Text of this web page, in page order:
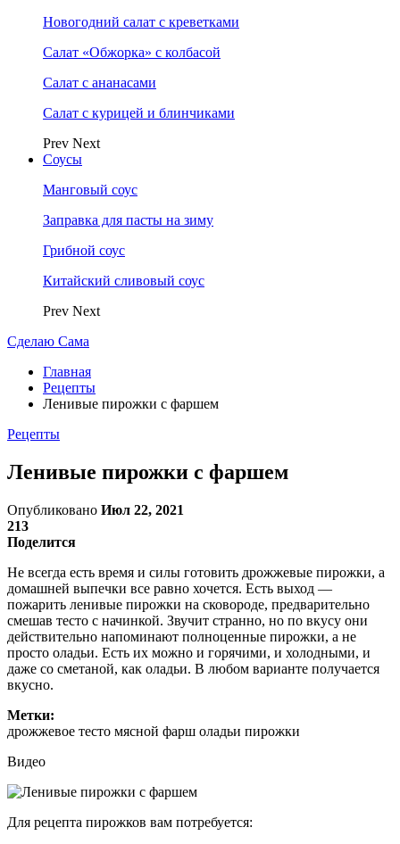
Новогодний салат с креветками
Салат «Обжорка» с колбасой
Салат с ананасами
Салат с курицей и блинчиками
Prev Next
Соусы
Манговый соус
Заправка для пасты на зиму
Грибной соус
Китайский сливовый соус
Prev Next
Сделаю Сама
Главная
Рецепты
Ленивые пирожки с фаршем
Рецепты
Ленивые пирожки с фаршем
Опубликовано Июл 22, 2021
213
Поделится
Не всегда есть время и силы готовить дрожжевые пирожки, а
домашней выпечки все равно хочется. Есть выход —
пожарить ленивые пирожки на сковороде, предварительно
смешав тесто с начинкой. Звучит странно, но по вкусу они
действительно напоминают полноценные пирожки, а не
просто оладьи. Есть их можно и горячими, и холодными, и
даже со сметаной, как оладьи. В любом варианте получается
вкусно.
Метки:
дрожжевое тесто мясной фарш оладьи пирожки
Видео
Для рецепта пирожков вам потребуется: